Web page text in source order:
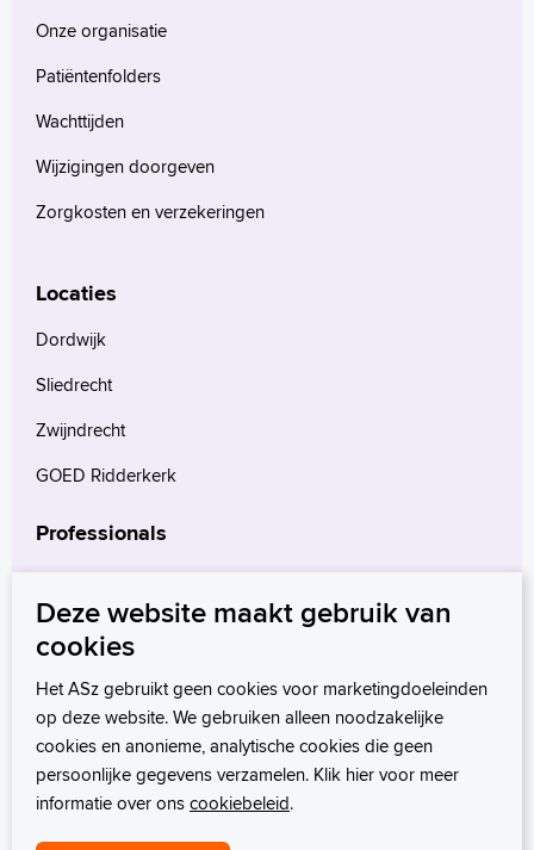
Onze organisatie
Patiëntenfolders
Wachttijden
Wijzigingen doorgeven
Zorgkosten en verzekeringen
Locaties
Dordwijk
Sliedrecht
Zwijndrecht
GOED Ridderkerk
Professionals
Verwijzers
Wetenschappelijk onderzoek
Deze website maakt gebruik van
cookies
Het ASz gebruikt geen cookies voor marketingdoeleinden
op deze website. We gebruiken alleen noodzakelijke
cookies en anonieme, analytische cookies die geen
persoonlijke gegevens verzamelen. Klik hier voor meer
informatie over onscookiebeleid.